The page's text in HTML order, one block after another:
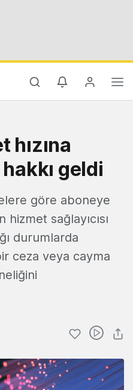
hızına
geldi
göre aboneye
hizmet sağlayıcısı
durumlarda
ceza veya cayma